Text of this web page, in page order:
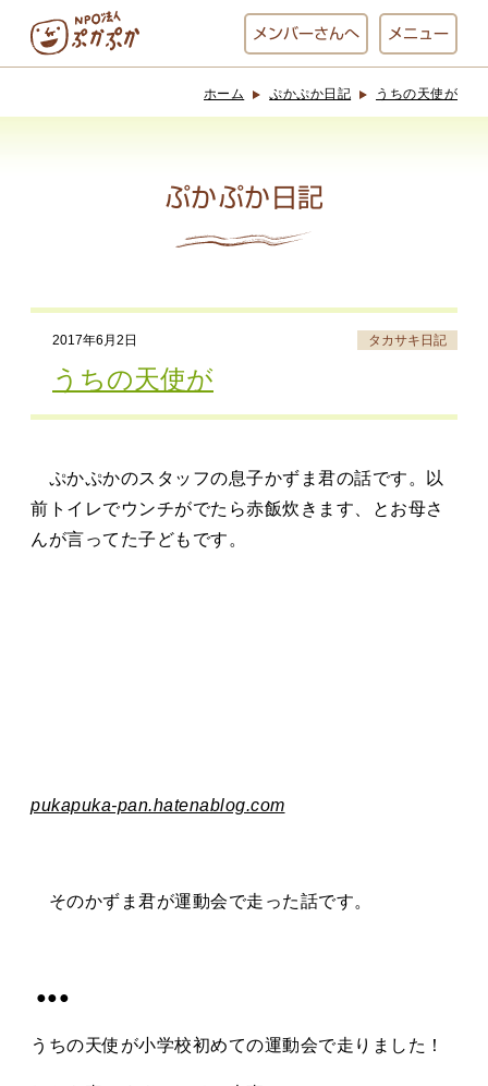
メンバーさんへ メニュー
お休み中
でんぱた
ぷかぷかさんと
ホーム ぷかぷか日記 うちの天使が
ぷかぷか日記
2017年6月2日 タカサキ日記
うちの天使が
ぷかぷかのスタッフの息子かずま君の話です。以
前トイレでウンチがでたら赤飯炊きます、とお母さ
んが言ってた子どもです。
pukapuka-pan.hatenablog.com
そのかずま君が運動会で走った話です。
●●●
うちの天使が小学校初めての運動会で走りました！